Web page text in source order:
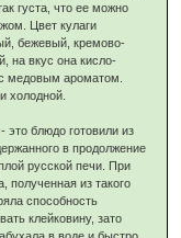
густа, что ее можно
Цвет кулаги
бежевый, кремово-
на вкус она кисло-
медовым ароматом.
холодной.
- это блюдо готовили из
в продолжение
русской печи. При
полученная из такого
способность
клейковину, зато